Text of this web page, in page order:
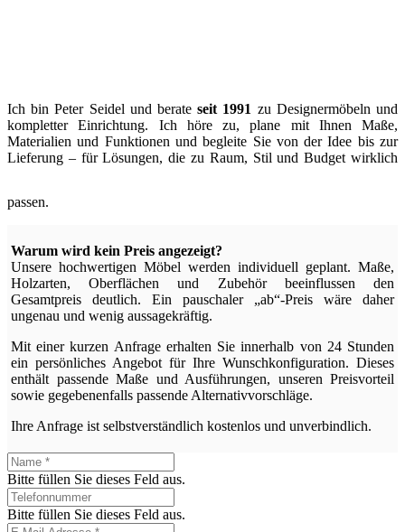
Ich bin Peter Seidel und berateseit 1991 zu Designermöbeln und
kompletter Einrichtung. Ich höre zu, plane mit Ihnen Maße,
Materialien und Funktionen und begleite Sie von der Idee bis zur
Lieferung – für Lösungen, die zu Raum, Stil und Budget wirklich
passen.
Warum wird kein Preis angezeigt?
Unsere hochwertigen Möbel werden individuell geplant. Maße,
Holzarten, Oberflächen und Zubehör beeinflussen den
Gesamtpreis deutlich. Ein pauschaler „ab“-Preis wäre daher
ungenau und wenig aussagekräftig.
Mit einer kurzen Anfrage erhalten Sie innerhalb von 24 Stunden
ein persönliches Angebot für Ihre Wunschkonfiguration. Dieses
enthält passende Maße und Ausführungen, unseren Preisvorteil
sowie gegebenenfalls passende Alternativvorschläge.
Ihre Anfrage ist selbstverständlich kostenlos und unverbindlich.
Bitte füllen Sie dieses Feld aus.
Bitte füllen Sie dieses Feld aus.